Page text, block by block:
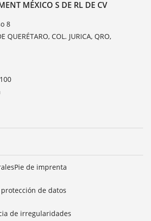
MÉXICO S DE RL DE CV
8
QUERÉTARO, COL. JURICA, QRO,
Pie de imprenta
de datos
de irregularidades